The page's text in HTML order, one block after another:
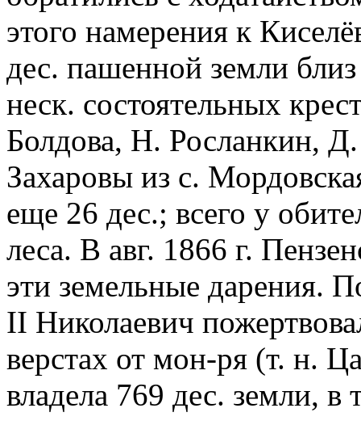
этого намерения к
дес. пашенной земли
неск. состоятельных
Болдова, Н. Росланкин,
Захаровы из с.
еще 26 дес.; всего у
леса. В авг. 1866 г.
эти земельные дарения.
II Николаевич
верстах от мон-ря (т. н.
владела 769 дес. земли,